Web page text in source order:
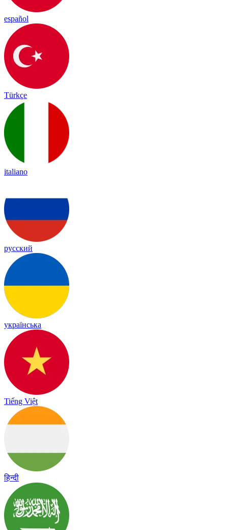
español
Türkçe
italiano
русский
українська
Tiếng Việt
हिन्दी